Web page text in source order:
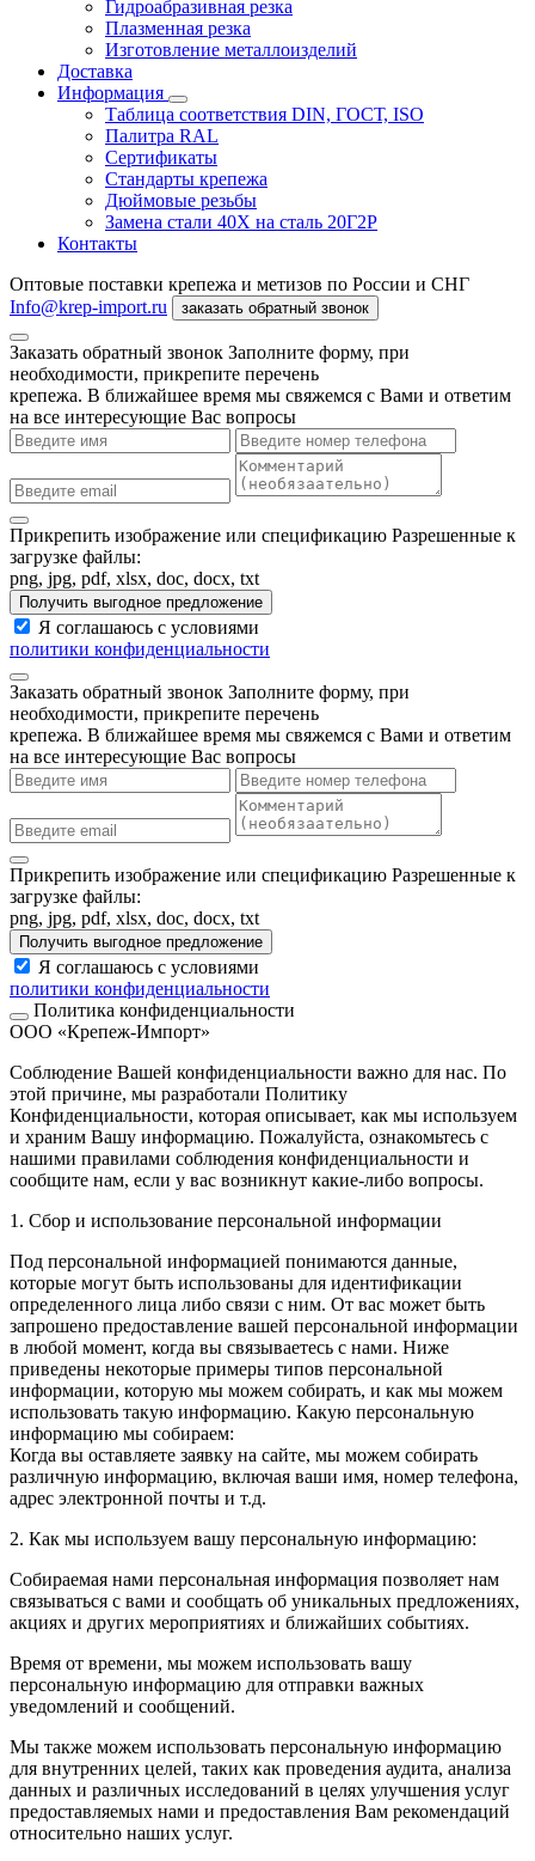
Гидроабразивная резка
Плазменная резка
Изготовление металлоизделий
Доставка
Информация
Таблица соответствия DIN, ГОСТ, ISO
Палитра RAL
Сертификаты
Стандарты крепежа
Дюймовые резьбы
Замена стали 40Х на сталь 20Г2Р
Контакты
Оптовые поставки крепежа и метизов по России и СНГ
Info@krep-import.ru
заказать обратный звонок
Заказать обратный звонок Заполните форму, при
необходимости, прикрепите перечень
крепежа. В ближайшее время мы свяжемся с Вами и ответим
на все интересующие Вас вопросы
Прикрепить изображение или спецификацию Разрешенные к
загрузке файлы:
png, jpg, pdf, xlsx, doc, docx, txt
Получить выгодное предложение
Я соглашаюсь с условиями
политики конфиденциальности
Заказать обратный звонок Заполните форму, при
необходимости, прикрепите перечень
крепежа. В ближайшее время мы свяжемся с Вами и ответим
на все интересующие Вас вопросы
Прикрепить изображение или спецификацию Разрешенные к
загрузке файлы:
png, jpg, pdf, xlsx, doc, docx, txt
Получить выгодное предложение
Я соглашаюсь с условиями
политики конфиденциальности
Политика конфиденциальности
ООО «Крепеж-Импорт»
Соблюдение Вашей конфиденциальности важно для нас. По
этой причине, мы разработали Политику
Конфиденциальности, которая описывает, как мы используем
и храним Вашу информацию. Пожалуйста, ознакомьтесь с
нашими правилами соблюдения конфиденциальности и
сообщите нам, если у вас возникнут какие-либо вопросы.
1. Сбор и использование персональной информации
Под персональной информацией понимаются данные,
которые могут быть использованы для идентификации
определенного лица либо связи с ним. От вас может быть
запрошено предоставление вашей персональной информации
в любой момент, когда вы связываетесь с нами. Ниже
приведены некоторые примеры типов персональной
информации, которую мы можем собирать, и как мы можем
использовать такую информацию. Какую персональную
информацию мы собираем:
Когда вы оставляете заявку на сайте, мы можем собирать
различную информацию, включая ваши имя, номер телефона,
адрес электронной почты и т.д.
2. Как мы используем вашу персональную информацию:
Собираемая нами персональная информация позволяет нам
связываться с вами и сообщать об уникальных предложениях,
акциях и других мероприятиях и ближайших событиях.
Время от времени, мы можем использовать вашу
персональную информацию для отправки важных
уведомлений и сообщений.
Мы также можем использовать персональную информацию
для внутренних целей, таких как проведения аудита, анализа
данных и различных исследований в целях улучшения услуг
предоставляемых нами и предоставления Вам рекомендаций
относительно наших услуг.